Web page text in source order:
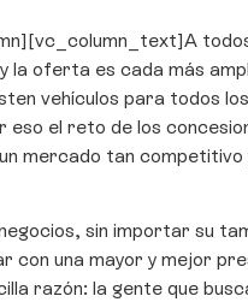
la oferta es cada más
vehículos para todos
eso el reto de los
mercado tan competitivo
sin importar su
con una mayor y mejor
razón: la gente que